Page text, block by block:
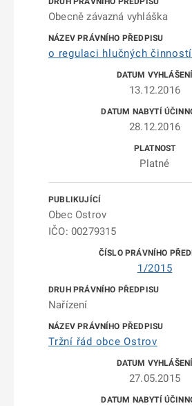
Obecně závazná vyhláška
o regulaci hlučných činností
13.12.2016
28.12.2016
Platné
Obec Ostrov
IČO: 00279315
1/2015
Nařízení
Tržní řád obce Ostrov
27.05.2015